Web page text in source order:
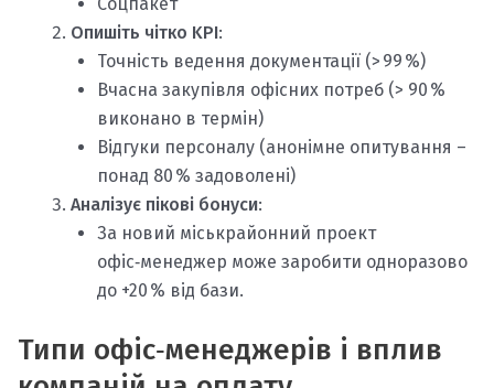
Опишіть чітко KPI:
Точність ведення документації (> 99 %)
Вчасна закупівля офісних потреб (> 90 %
виконано в термін)
Відгуки персоналу (анонімне опитування –
понад 80 % задоволені)
Аналізує пікові бонуси:
За новий міськрайонний проект
офіс‑менеджер може заробити одноразово
до +20 % від бази.
Типи офіс‑менеджерів і вплив